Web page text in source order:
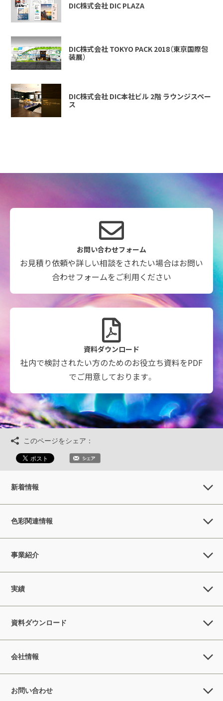
DIC株式会社 DIC PLAZA
DIC株式会社 TOKYO PACK 2018（東京国際包
装展）
DIC株式会社 DIC本社ビル 2階 ラウンジスペー
ス
お問い合わせフォーム
お見積り依頼や詳しい相談をされたい場合はお問い
合わせフォームをご利用ください
資料ダウンロード
社内で検討されたい方のためのお役立ち資料をPDF
でご用意しております。
このページをシェア：
新着情報
色彩関連情報
事業紹介
実績
資料ダウンロード
会社情報
お問い合わせ